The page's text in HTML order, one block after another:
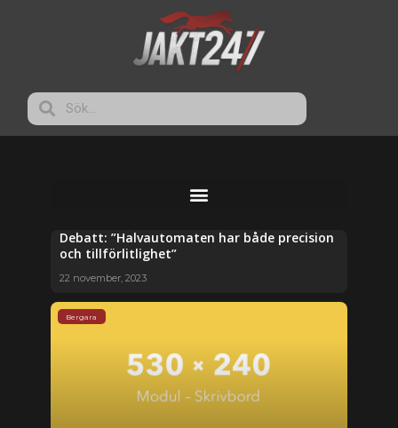
Debatt: ”Halvautomaten har både precision
och tillförlitlighet”
22 november, 2023
Bergara